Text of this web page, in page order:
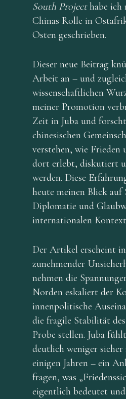
South Projecthabe ich
Chinas Rolle in
Osten geschrieben.
Dieser neue Beitrag
Arbeit an – und
wissenschaftlichen
meiner Promotion
Zeit in Juba und
chinesischen
verstehen, wie Frieden
dort erlebt, diskutiert
werden. Diese
heute meinen Blick auf
Diplomatie und
internationalen
Der Artikel erscheint in
zunehmender
nehmen die
Norden eskaliert der
innenpolitische
die fragile Stabilität
Probe stellen. Juba
deutlich weniger sicher
einigen Jahren – ein
fragen, was
eigentlich bedeutet und